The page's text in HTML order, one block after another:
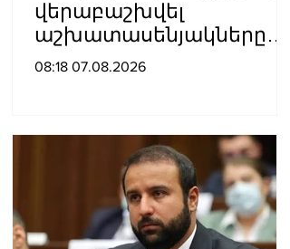
վերաբաշխվել
աշխատասենյակները
Ազգային ժողովում
08:18 07.08.2026